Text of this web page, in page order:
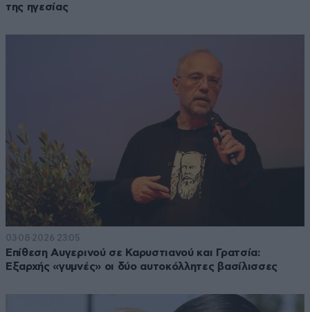
της ηγεσίας
03·08·2026 23:05
Επίθεση Αυγερινού σε Καρυστιανού και Γρατσία:
Εξαρχής «γυμνές» οι δύο αυτοκόλλητες βασίλισσες